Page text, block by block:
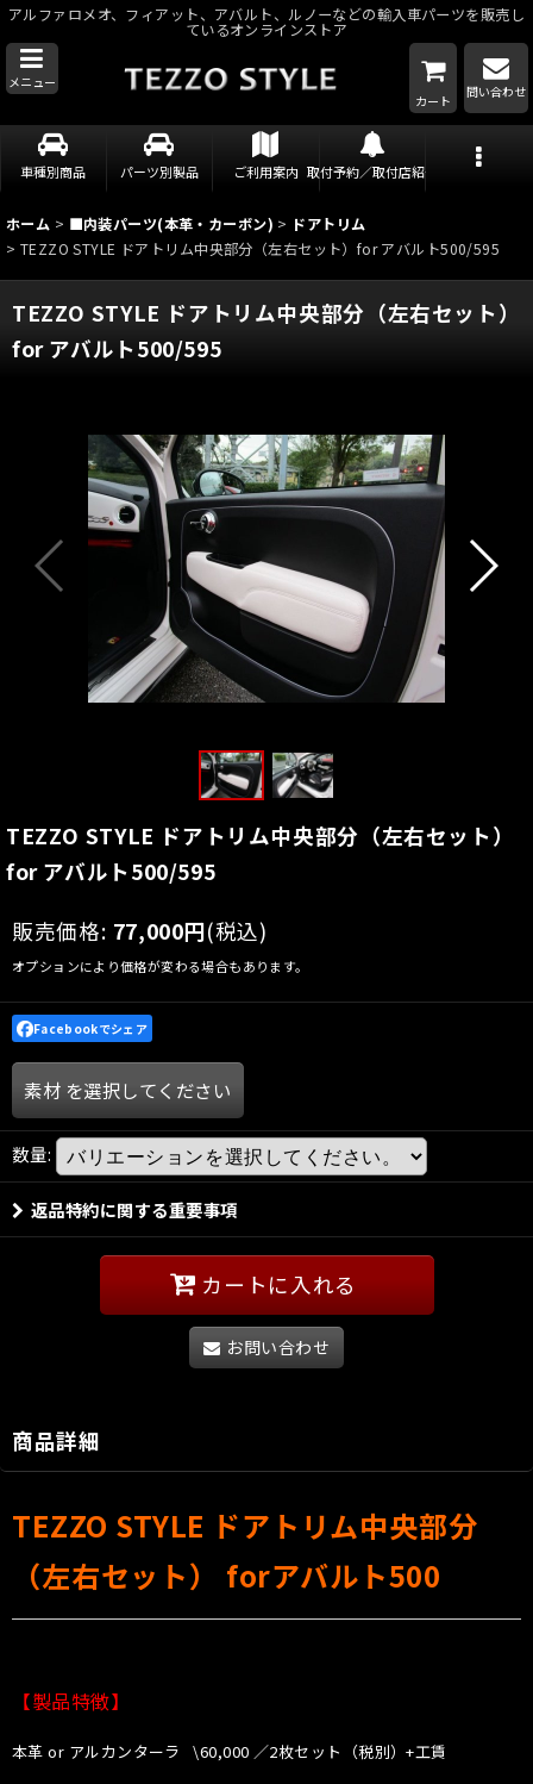
アルファロメオ、フィアット、アバルト、ルノーなどの輸入車パーツを販売し
ているオンラインストア
メニュー
カート
問い合わせ
車種別商品 パーツ別製品 ご利用案内 取付予約／取付店紹介
ホーム > ■内装パーツ(本革・カーボン) > ドアトリム
> TEZZO STYLE ドアトリム中央部分（左右セット）for アバルト500/595
TEZZO STYLE ドアトリム中央部分（左右セット）
for アバルト500/595
TEZZO STYLE ドアトリム中央部分（左右セット）
for アバルト500/595
販売価格: 77,000円(税込)
オプションにより価格が変わる場合もあります。
Facebookでシェア
素材 を選択してください
数量:
返品特約に関する重要事項
カートに入れる
お問い合わせ
商品詳細
TEZZO STYLE ドアトリム中央部分
（左右セット） forアバルト500
【製品特徴】
本革 or アルカンターラ \60,000 ／2枚セット（税別）+工賃